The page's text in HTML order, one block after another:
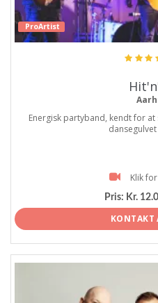
ProArtist
Energisk partyband, kendt for
Klik
Pris: Kr.
KONTAKT